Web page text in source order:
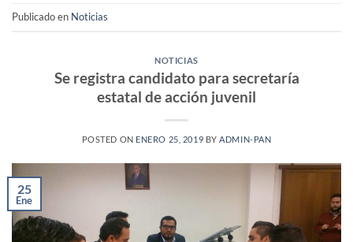
Publicado en Noticias
NOTICIAS
Se registra candidato para secretaría
estatal de acción juvenil
POSTED ON ENERO 25, 2019 BYADMIN-PAN
25
Ene